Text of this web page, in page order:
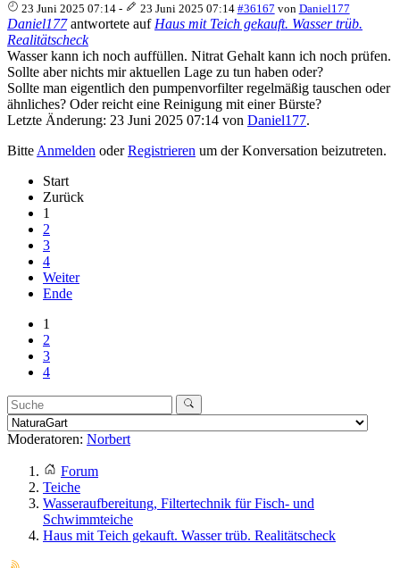
23 Juni 2025 07:14 - 23 Juni 2025 07:14 #36167 von Daniel177
Daniel177antwortete auf Haus mit Teich gekauft. Wasser trüb.
Realitätscheck
Wasser kann ich noch auffüllen. Nitrat Gehalt kann ich noch prüfen.
Sollte aber nichts mir aktuellen Lage zu tun haben oder?
Sollte man eigentlich den pumpenvorfilter regelmäßig tauschen oder
ähnliches? Oder reicht eine Reinigung mit einer Bürste?
Letzte Änderung: 23 Juni 2025 07:14 von Daniel177.
Bitte Anmelden oderRegistrieren um der Konversation beizutreten.
Start
Zurück
1
2
3
4
Weiter
Ende
1
2
3
4
Moderatoren: Norbert
Forum
Teiche
Wasseraufbereitung, Filtertechnik für Fisch- und
Schwimmteiche
Haus mit Teich gekauft. Wasser trüb. Realitätscheck